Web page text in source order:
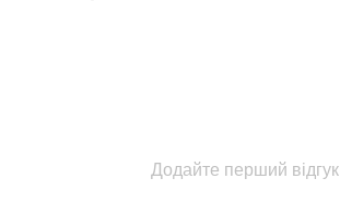
Додайте перший відгук